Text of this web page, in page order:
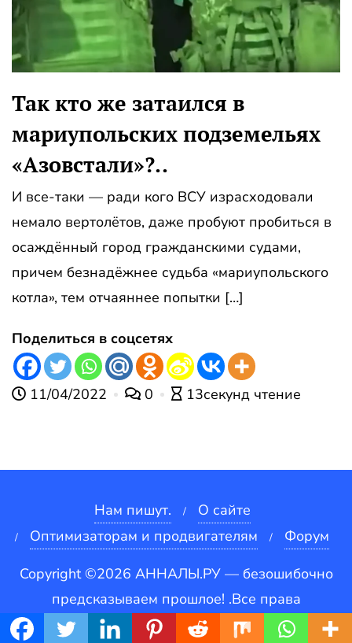
Так кто же затаился в
мариупольских подземельях
«Азовстали»?..
И все-таки — ради кого ВСУ израсходовали
немало вертолётов, даже пробуют пробиться в
осаждённый город гражданскими судами,
причем безнадёжнее судьба «мариупольского
котла», тем отчаяннее попытки […]
Поделиться в соцсетях
11/04/2022 0 13секунд чтение
Нам пишут.
О сайте
Оптимизаторам и продвигателям
Форум
Copyright ©2026 АННАЛЫ.РУ — безошибочно
предсказываем прошлое! .Все права
защищены.
Платформа от WordPress